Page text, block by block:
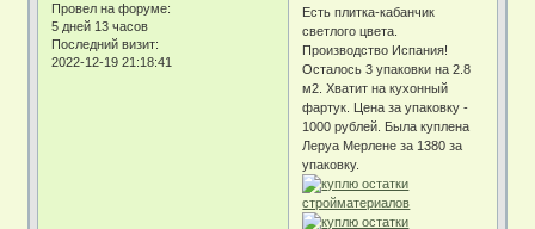
Провел на форуме:
5 дней 13 часов
Последний визит:
2022-12-19 21:18:41
Есть плитка-кабанчик
светлого цвета.
Производство Испания!
Осталось 3 упаковки на 2.8
м2. Хватит на кухонный
фартук. Цена за упаковку -
1000 рублей. Была куплена
Леруа Мерлене за 1380 за
упаковку.